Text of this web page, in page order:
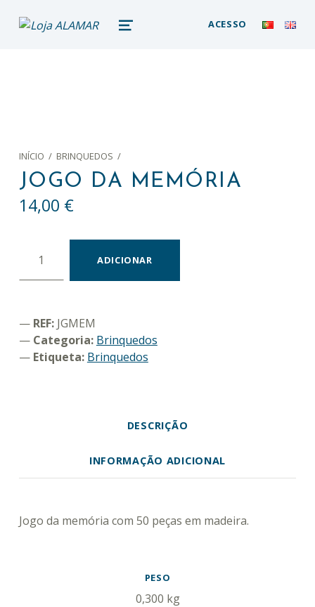
loja alamar
LOJA ONLINE DO MUSEU DA BALEIA – ALAMAR STORE MENU
ACESSO
INÍCIO / BRINQUEDOS /
JOGO DA MEMÓRIA
14,00 €
ADICIONAR
REF: JGMEM
Categoria: Brinquedos
Etiqueta: Brinquedos
DESCRIÇÃO
INFORMAÇÃO ADICIONAL
Jogo da memória com 50 peças em madeira.
PESO
0,300 kg